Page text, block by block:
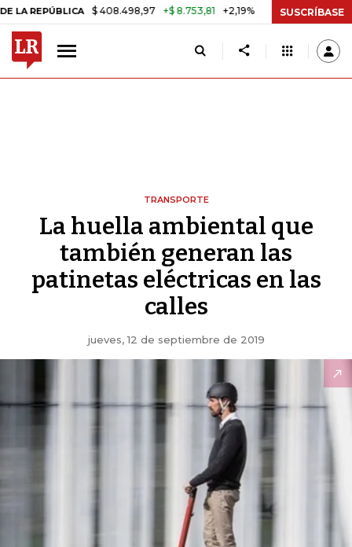
$ 408.498,97 +$ 8.753,81 +2,19% TASA DE USURA
SUSCRÍBASE
TRANSPORTE
La huella ambiental que
también generan las
patinetas eléctricas en las
calles
jueves, 12 de septiembre de 2019